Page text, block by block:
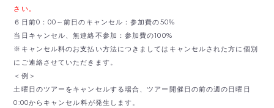
さい。
６日前0：00～前日のキャンセル：参加費の50%
当日キャンセル、無連絡不参加：参加費の100%
※キャンセル料のお支払い方法につきましてはキャンセルされた方に個別
にご連絡させていただきます。
＜例＞
土曜日のツアーをキャンセルする場合、ツアー開催日の前の週の日曜日
0:00からキャンセル料が発生します。